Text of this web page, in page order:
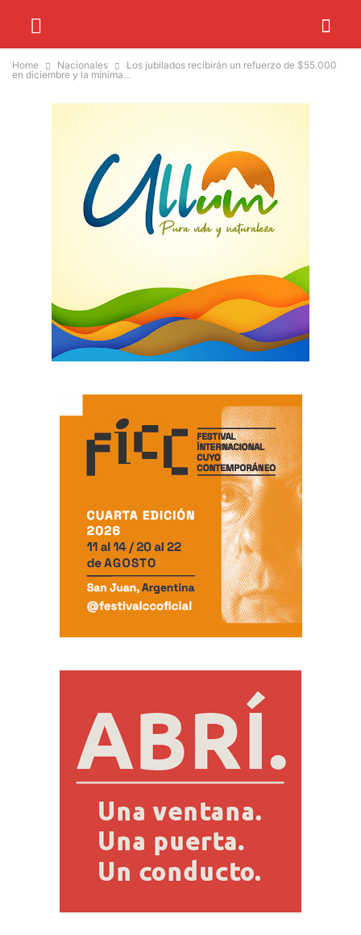
Home Nacionales
Los jubilados recibirán un refuerzo de $55.000
en diciembre y la mínima...